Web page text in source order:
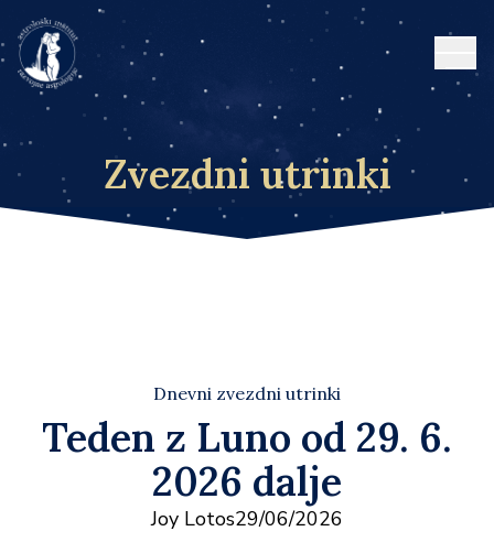
Zvezdni utrinki
Dnevni zvezdni utrinki
Teden z Luno od 29. 6.
2026 dalje
Joy Lotos29/06/2026